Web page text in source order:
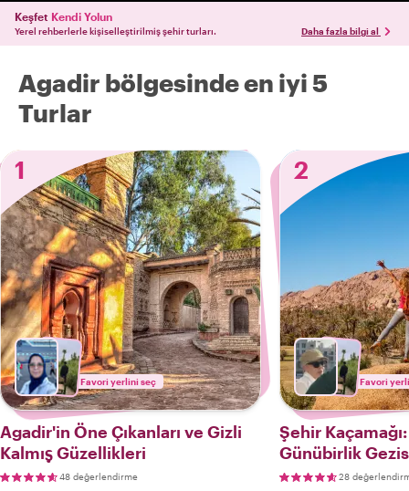
Keşfet Kendi Yolun
Yerel rehberlerle kişiselleştirilmiş şehir turları. Daha fazla bilgi al
Agadir bölgesinde en iyi 5
Turlar
1
Favori yerlini seç
Agadir'in Öne Çıkanları ve Gizli
Kalmış Güzellikleri
48 değerlendirme
2
Favori
Şehir
Günübirlik
28